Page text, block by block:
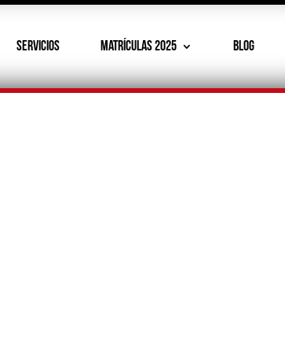
SERVICIOS MATRÍCULAS 2025 BLOG